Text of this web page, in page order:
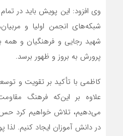
وی افزود: این پویش باید در
شبکه‌های انجمن اولیا و
شهید رجایی و فرهنگیان و
پرورش به بروز و ظهور برسد.
کاظمی با تأکید بر تقویت و
علاوه بر این‌که فرهنگ
می‌دهیم، تلاش خواهیم کرد
در دانش آموزان ایجاد کنیم. لذا